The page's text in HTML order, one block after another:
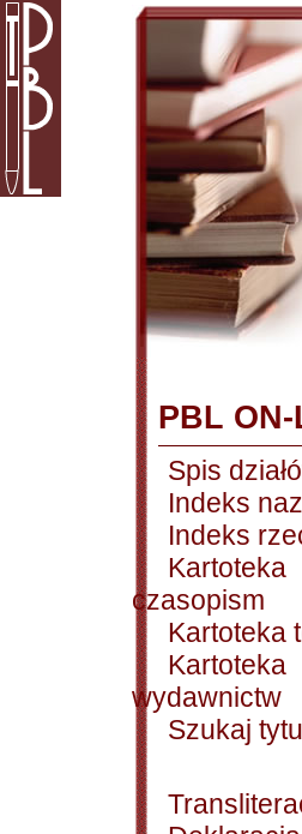
PBL
Spis
Indeks
Indeks
Kartoteka
czasopism
Kartoteka
Kartoteka
wydawnictw
Szukaj